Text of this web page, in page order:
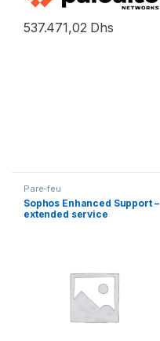
537.471,02 Dhs
Pare-feu
Sophos Enhanced Support –
extended service